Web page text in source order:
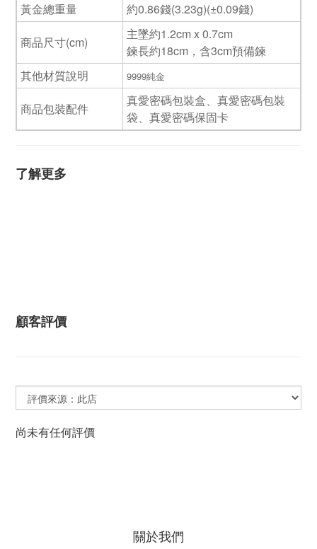
黃金總重量
約0.86錢(3.23g)(±0.09錢)
商品尺寸(cm)
主墜約1.2cm x 0.7cm
鍊長約18cm，含3cm預備鍊
其他材質說明
9999純金
商品包裝配件
真愛密碼包裝盒、真愛密碼包裝
袋、真愛密碼保固卡
了解更多
顧客評價
尚未有任何評價
關於我們